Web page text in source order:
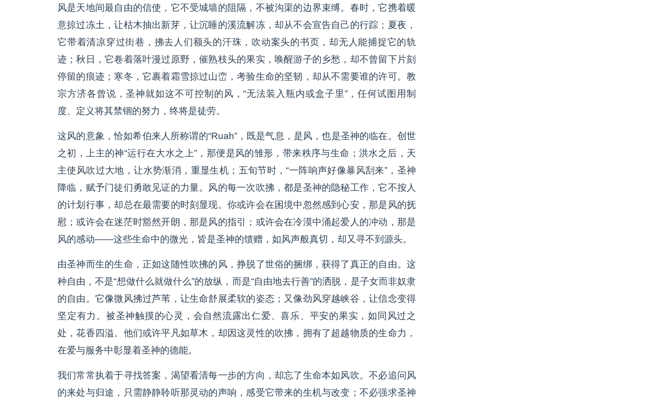
风是天地间最自由的信使，它不受城墙的阻隔，不被沟渠的边界束缚。春时，它携着暖
意掠过冻土，让枯木抽出新芽，让沉睡的溪流解冻，却从不会宣告自己的行踪；夏夜，
它带着清凉穿过街巷，拂去人们额头的汗珠，吹动案头的书页，却无人能捕捉它的轨
迹；秋日，它卷着落叶漫过原野，催熟枝头的果实，唤醒游子的乡愁，却不曾留下片刻
停留的痕迹；寒冬，它裹着霜雪掠过山峦，考验生命的坚韧，却从不需要谁的许可。教
宗方济各曾说，圣神就如这不可控制的风，“无法装入瓶内或盒子里”，任何试图用制
度、定义将其禁锢的努力，终将是徒劳。
这风的意象，恰如希伯来人所称谓的“Ruah”，既是气息，是风，也是圣神的临在。创世
之初，上主的神“运行在大水之上”，那便是风的雏形，带来秩序与生命；洪水之后，天
主使风吹过大地，让水势渐消，重显生机；五旬节时，“一阵响声好像暴风刮来”，圣神
降临，赋予门徒们勇敢见证的力量。风的每一次吹拂，都是圣神的隐秘工作，它不按人
的计划行事，却总在最需要的时刻显现。你或许会在困境中忽然感到心安，那是风的抚
慰；或许会在迷茫时豁然开朗，那是风的指引；或许会在冷漠中涌起爱人的冲动，那是
风的感动——这些生命中的微光，皆是圣神的馈赠，如风声般真切，却又寻不到源头。
由圣神而生的生命，正如这随性吹拂的风，挣脱了世俗的捆绑，获得了真正的自由。这
种自由，不是“想做什么就做什么”的放纵，而是“自由地去行善”的洒脱，是子女而非奴隶
的自由。它像微风拂过芦苇，让生命舒展柔软的姿态；又像劲风穿越峡谷，让信念变得
坚定有力。被圣神触摸的心灵，会自然流露出仁爱、喜乐、平安的果实，如同风过之
处，花香四溢。他们或许平凡如草木，却因这灵性的吹拂，拥有了超越物质的生命力，
在爱与服务中彰显着圣神的德能。
我们常常执着于寻找答案，渴望看清每一步的方向，却忘了生命本如风吹。不必追问风
的来处与归途，只需静静聆听那灵动的声响，感受它带来的生机与改变；不必强求圣神